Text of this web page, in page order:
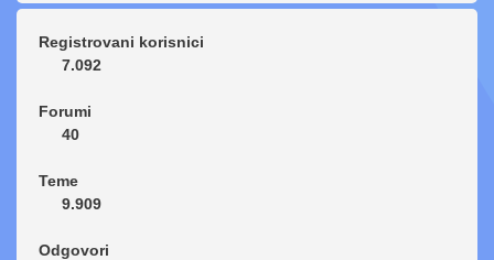
Registrovani korisnici
7.092
Forumi
40
Teme
9.909
Odgovori